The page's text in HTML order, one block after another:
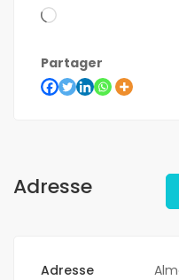
Partager
Adresse
Adresse